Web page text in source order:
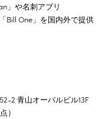
」や名刺アプリ
Bill One」を国内外で提供
2 青山オーバルビル13F
）